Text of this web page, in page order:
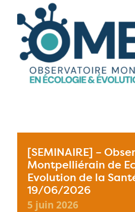
[SEMINAIRE] –
Montpelliérain de
Evolution de la
19/06/2026
5 juin 2026